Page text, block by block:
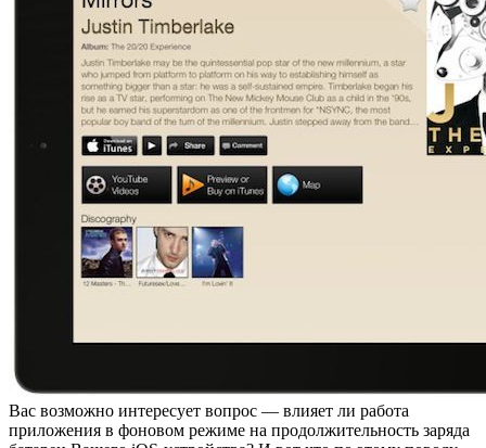
Вас возможно интересует вопрос — влияет ли работа
приложения в фоновом режиме на продолжительность заряда